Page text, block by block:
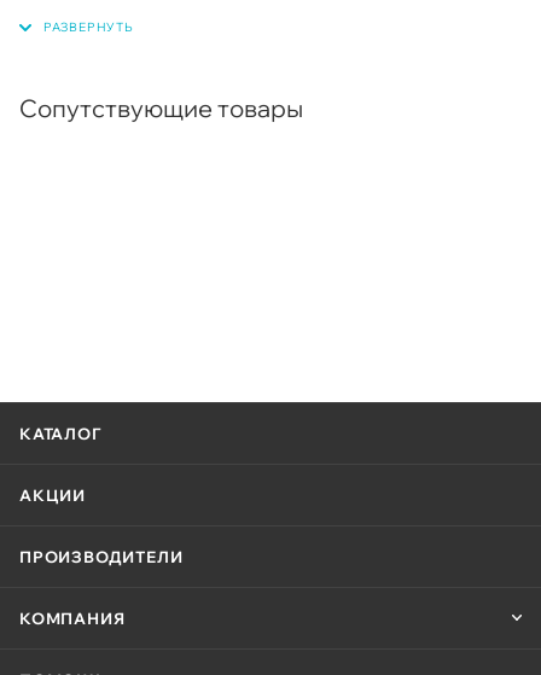
Сопутствующие товары
КАТАЛОГ
АКЦИИ
ПРОИЗВОДИТЕЛИ
КОМПАНИЯ